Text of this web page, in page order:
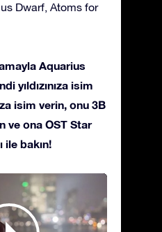
Dwarf, Atoms for
Aquarius
yıldızınıza isim
isim verin, onu 3B
ve ona OST Star
ile bakın!